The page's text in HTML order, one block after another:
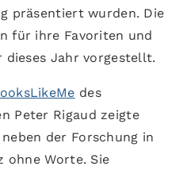
präsentiert wurden. Die
für ihre Favoriten und
dieses Jahr vorgestellt.
des
Peter Rigaud zeigte
der Forschung in
ohne Worte. Sie